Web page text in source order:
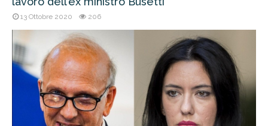
13 Ottobre 2020 206